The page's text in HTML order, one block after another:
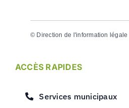
© Direction de l'information légale
ACCÈS RAPIDES
Services municipaux